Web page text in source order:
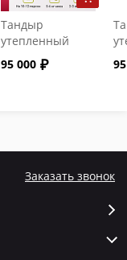
Тандыр
утепленный
"Сармат" с
откидной
95 000
Заказать звонок